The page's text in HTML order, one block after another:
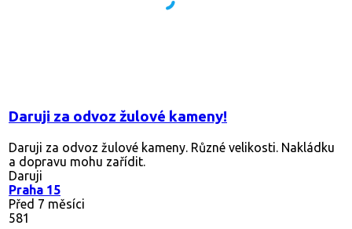
Daruji za odvoz žulové kameny!
Daruji za odvoz žulové kameny. Různé velikosti. Nakládku
a dopravu mohu zařídit.
Daruji
Praha 15
Před 7 měsíci
581